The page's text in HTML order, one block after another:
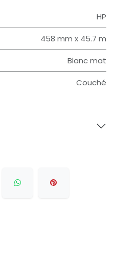
HP
458 mm x 45.7 m
Blanc mat
Couché